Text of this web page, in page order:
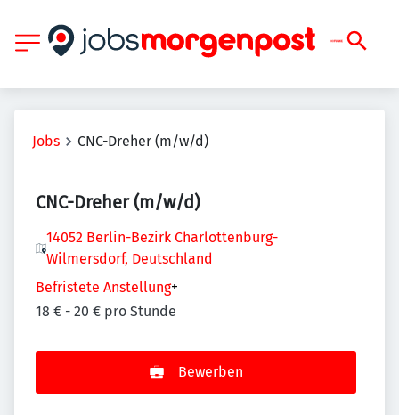
Jobs CNC-Dreher (m/w/d)
CNC-Dreher (m/w/d)
14052 Berlin-Bezirk Charlottenburg-
Wilmersdorf, Deutschland
Befristete Anstellung+
18 € - 20 € pro Stunde
Bewerben